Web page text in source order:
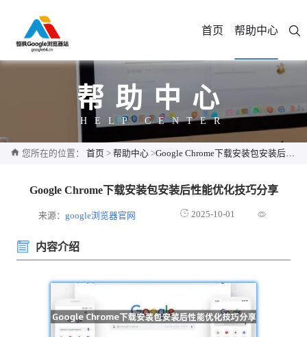
首页 帮助中心
帮助中心
HELP CENTER
您所在的位置： 首页 > 帮助中心 >Google Chrome下载安装包安装后性能优化技巧分享
Google Chrome下载安装包安装后性能优化技巧分享
来源：google浏览器官网 2025-10-01
内容介绍